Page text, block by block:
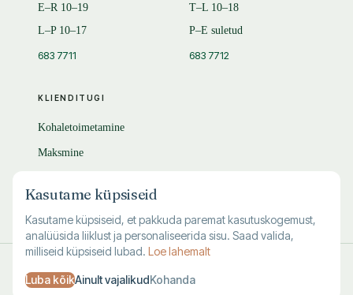
KLIENDITUGI
Kohaletoimetamine
Maksmine
KKK
E–R 10–19
L–P 10–17
683 7711
T–L 10–18
P–E suletud
683 7712
Kasutustingimused·Privaatsus·Andmete kustutamine
Kasutame küpsiseid
Kasutame küpsiseid, et pakkuda paremat kasutuskogemust,
analüüsida liiklust ja personaliseerida sisu. Saad valida,
milliseid küpsiseid lubad. Loe lahemalt
Luba kõikAinult vajalikudKohanda